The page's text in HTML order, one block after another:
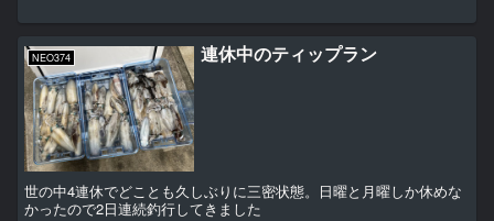
NEO374 連休中のティップラン
世の中4連休でどことも久しぶりに三密状態。日曜と月曜しか休めな
かったので2日連続釣行してきました